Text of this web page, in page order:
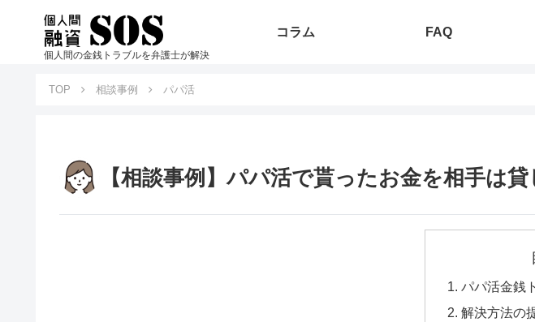
個人間の金銭トラブルを弁護士が解決
コラム FAQ
TOP 相談事例 パパ活
【相談事例】パパ活で貰ったお金を相手は
パパ活金銭
解決方法の